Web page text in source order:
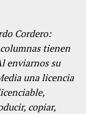
Cordero:
tienen
enviarnos su
una licencia
copiar,